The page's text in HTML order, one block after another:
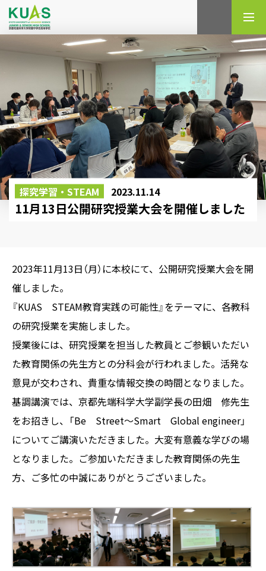
検索
探究学習・STEAM 2023.11.14
11月13日公開研究授業大会を開催しました
2023年11月13日（月）に本校にて、公開研究授業大会を開
催しました。
『KUAS STEAM教育実践の可能性』をテーマに、各教科
の研究授業を実施しました。
授業後には、研究授業を担当した教員とご参観いただい
た教育関係の先生方との分科会が行われました。活発な
意見が交わされ、貴重な情報交換の時間となりました。
基調講演では、京都先端科学大学副学長の田畑 修先生
をお招きし、「Be Street～Smart Global engineer」
についてご講演いただきました。大変有意義な学びの場
となりました。ご参加いただきました教育関係の先生
方、ご多忙の中誠にありがとうございました。